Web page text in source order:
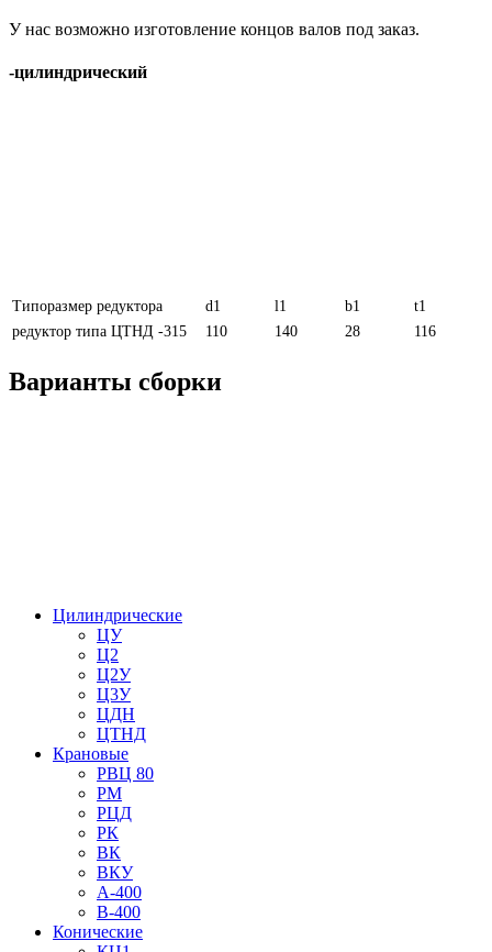
У нас возможно изготовление концов валов под заказ.
-цилиндрический
Типоразмер редуктора d1 l1 b1
t1
редуктор типа ЦТНД -315
110 140 28 116
Варианты сборки
Цилиндрические
ЦУ
Ц2
Ц2У
Ц3У
ЦДН
ЦТНД
Крановые
РВЦ 80
РМ
РЦД
РК
ВК
ВКУ
А-400
В-400
Конические